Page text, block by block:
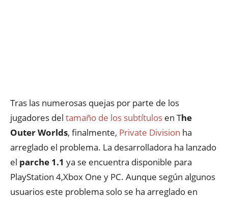
Tras las numerosas quejas por parte de los
jugadores del tamaño de los subtítulos en The
Outer Worlds, finalmente, Private Division ha
arreglado el problema. La desarrolladora ha lanzado
el parche 1.1 ya se encuentra disponible para
PlayStation 4,Xbox One y PC. Aunque según algunos
usuarios este problema solo se ha arreglado en